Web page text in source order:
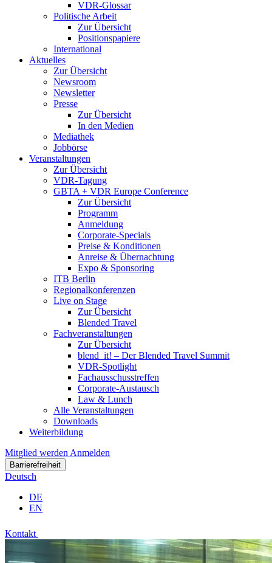
VDR-Glossar
Politische Arbeit
Zur Übersicht
Positionspapiere
International
Aktuelles
Zur Übersicht
Newsroom
Newsletter
Presse
Zur Übersicht
In den Medien
Mediathek
Jobbörse
Veranstaltungen
Zur Übersicht
VDR-Tagung
GBTA + VDR Europe Conference
Zur Übersicht
Programm
Anmeldung
Corporate-Specials
Preise & Konditionen
Anreise & Übernachtung
Expo & Sponsoring
ITB Berlin
Regionalkonferenzen
Live on Stage
Zur Übersicht
Blended Travel
Fachveranstaltungen
Zur Übersicht
blend_it! – Der Blended Travel Summit
VDR-Spotlight
Fachausschusstreffen
Corporate-Austausch
Law & Lunch
Alle Veranstaltungen
Downloads
Weiterbildung
Mitglied werden Anmelden
Barrierefreiheit
Deutsch
DE
EN
Kontakt